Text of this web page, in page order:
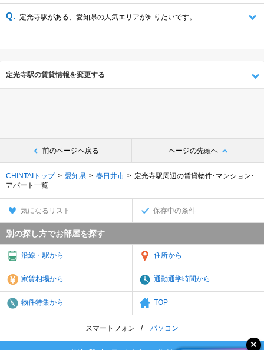
定光寺駅がある、愛知県の人気エリアが知りたいです。
定光寺駅の賃貸情報を変更する
前のページへ戻る ページの先頭へ
CHINTAIトップ 愛知県 春日井市
定光寺駅周辺の賃貸物件･マンション･
アパート一覧
気になるリスト 保存中の条件
別の探し方でお部屋を探す
沿線・駅から 住所から
家賃相場から 通勤通学時間から
物件特集から TOP
スマートフォン パソコン